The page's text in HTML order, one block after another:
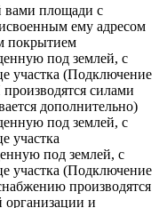
вами площади с
ему адресом
покрытием
под землей, с
участка (Подключение
силами
дополнительно)
под землей, с
участка
под землей, с
участка (Подключение
производятся
организации и